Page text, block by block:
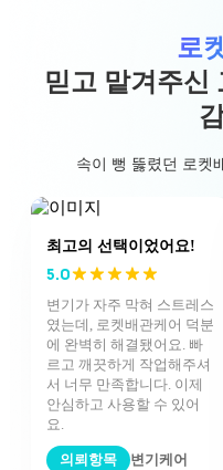
로
믿고 맡겨주신
속이 뻥 뚫렸던 로켓
최고의 선택이었어요!
5.0
변기가 자주 막혀 스트레스
였는데, 로켓배관케어 덕분
에 완벽히 해결됐어요. 빠
르고 깨끗하게 작업해주셔
서 너무 만족합니다. 이제
안심하고 사용할 수 있어
요.
의뢰항목 변기케어